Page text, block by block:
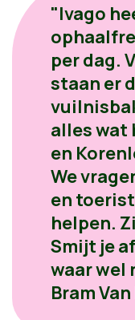
"Ivago
per dag.
staan er
alles wat
en
We
en
helpen.
Smijt je
waar wel
Bram